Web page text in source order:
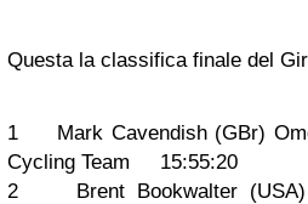
Questa la classifica finale del
1 Mark Cavendish (GBr)
Cycling Team 15:55:20
2 Brent Bookwalter (USA)